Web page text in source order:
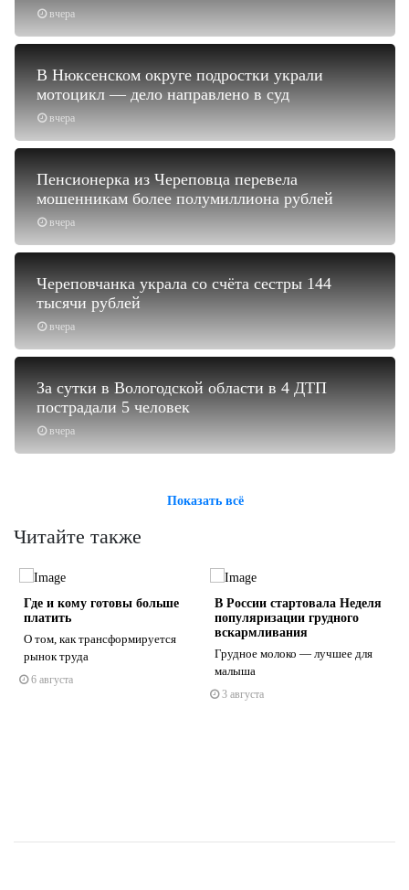
вчера
вчера
В Нюксенском округе подростки украли
мотоцикл — дело направлено в суд
вчера
Пенсионерка из Череповца перевела
мошенникам более полумиллиона рублей
вчера
Череповчанка украла со счёта сестры 144
тысячи рублей
вчера
За сутки в Вологодской области в 4 ДТП
пострадали 5 человек
Показать всё
Читайте также
Где и кому готовы больше
платить
О том, как трансформируется
рынок труда
6 августа
В России стартовала Неделя
популяризации грудного
вскармливания
Грудное молоко — лучшее для
малыша
3 августа